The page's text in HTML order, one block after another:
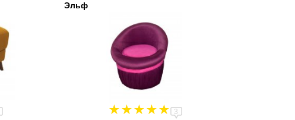
Эльф
3